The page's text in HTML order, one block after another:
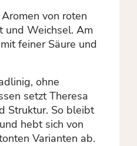
von roten
und Weichsel. Am
feiner Säure und
ohne
setzt Theresa
Struktur. So bleibt
hebt sich von
Varianten ab.